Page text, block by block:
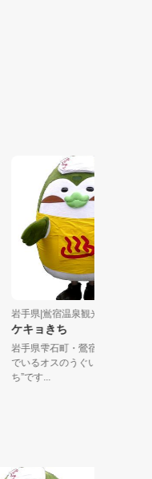
岩手県|鴬宿温泉観光協会
ケキョきち
岩手県雫石町・鶯宿温泉に
でいるオスのうぐいす”ケキ
ち”です...